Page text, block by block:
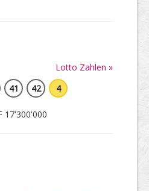
Lotto Zahlen »
41 42 4
17'300'000